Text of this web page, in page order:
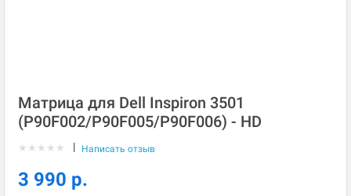
Матрица для Dell Inspiron 3501
(P90F002/P90F005/P90F006) - HD
★ ★ ★ ★ ★ | Написать отзыв
3 990 р.